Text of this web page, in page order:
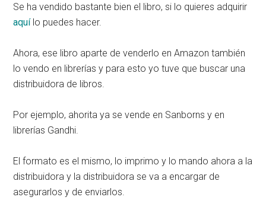
Se ha vendido bastante bien el libro, si lo quieres adquirir
aquílo puedes hacer.
Ahora, ese libro aparte de venderlo en Amazon también
lo vendo en librerías y para esto yo tuve que buscar una
distribuidora de libros.
Por ejemplo, ahorita ya se vende en Sanborns y en
librerías Gandhi.
El formato es el mismo, lo imprimo y lo mando ahora a la
distribuidora y la distribuidora se va a encargar de
asegurarlos y de enviarlos.